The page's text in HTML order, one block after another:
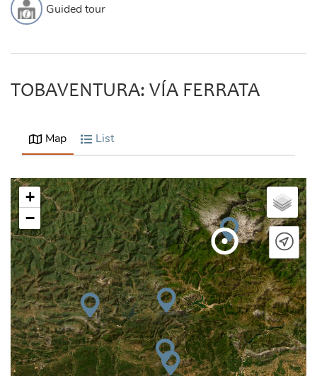
Guided tour
TOBAVENTURA: VÍA FERRATA
Map List
+
−